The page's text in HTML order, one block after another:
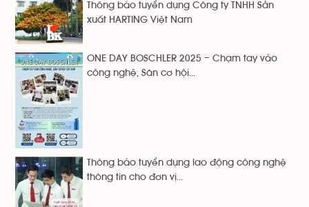
Thông báo tuyển dụng Công ty TNHH Sản
xuất HARTING Việt Nam
ONE DAY BOSCHLER 2025 – Chạm tay vào
công nghệ, Săn cơ hội...
Thông báo tuyển dụng lao động công nghệ
thông tin cho đơn vị...